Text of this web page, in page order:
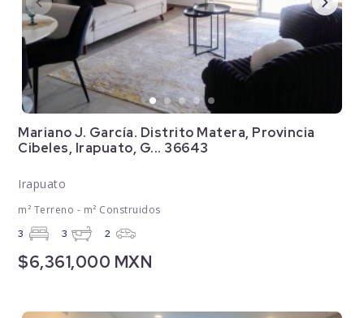
Mariano J. García. Distrito Matera, Provincia
Cibeles, Irapuato, G... 36643
Irapuato
m² Terreno - m² Construidos
3 3 2
$6,361,000 MXN